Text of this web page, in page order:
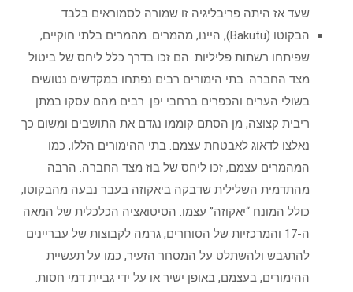
שעד אז היתה פריבליגיה זו שמורה לסמוראים בלבד.
הבקוטו (Bakutu), היינו, מהמרים. מהמרים בלתי חוקיים,
שפיתחו רשתות פליליות. הם זכו בדרך כלל ליחס של ביטול
מצד החברה. בתי הימורים רבים נפתחו במקדשים נטושים
בשולי הערים והכפרים ברחבי יפן. רבים מהם עסקו במתן
ריבית קצוצה, מן הסתם קוממו נגדם את התושבים ומשום כך
נאלצו לדאוג לאבטחת עצמם. בתי ההימורים הללו, כמו
המהמרים עצמם, זכו ליחס של בוז מצד החברה. הרבה
מהתדמית השלילית שדבקה ביאקוזה בעבר נבעה מהבקוטו,
כולל המונח “יאקוזה” עצמו. הסיטואציה הכלכלית של המאה
ה-17 והמרכזיות של הסוחרים, גרמה לקבוצות של עבריינים
להתגבש ולהשתלט על המסחר הזעיר, כמו על תעשיית
ההימורים, בעצמם, באופן ישיר או על ידי גביית דמי חסות.